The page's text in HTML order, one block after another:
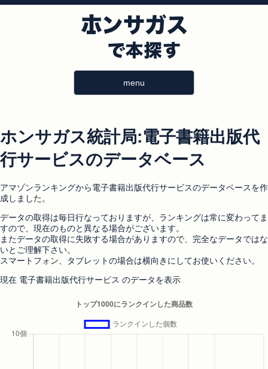
menu
ホンサガス統計局:電子書籍出版代
行サービスのデータベース
アマゾンランキングから電子書籍出版代行サービスのデータベースを作
成しました。
データの取得は毎日行なっておりますが、ランキングは常に変わってま
すので、現在のものと異なる場合がございます。
またデータの取得に失敗する場合がありますので、完全なデータではな
いとご理解下さい。
スマートフォン、タブレットの場合は横向きにしてお使いください。
現在 電子書籍出版代行サービス のデータを表示